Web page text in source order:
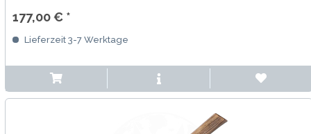
177,00 € *
Lieferzeit 3-7 Werktage